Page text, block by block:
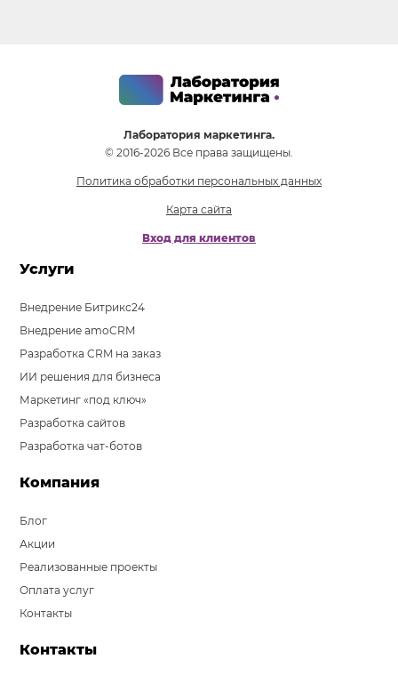
Лаборатория маркетинга.
© 2016-2026 Все права защищены.
Политика обработки персональных данных
Карта сайта
Вход для клиентов
Услуги
Внедрение Битрикс24
Внедрение amoCRM
Разработка CRM на заказ
ИИ решения для бизнеса
Маркетинг «под ключ»
Разработка сайтов
Разработка чат-ботов
Компания
Блог
Акции
Реализованные проекты
Оплата услуг
Контакты
Контакты